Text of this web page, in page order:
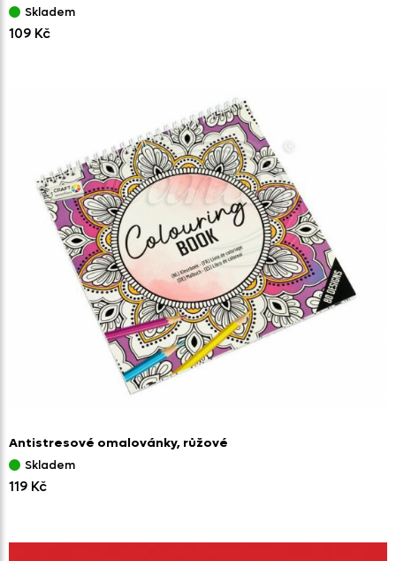
Skladem
109 Kč
Antistresové omalovánky, růžové
Skladem
119 Kč